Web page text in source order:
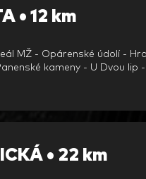
• 12 km
MŽ - Opárenské údolí -
kameny - U Dvou lip
• 22 km